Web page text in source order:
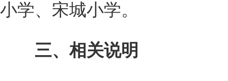
小学、宋城小学。
三、相关说明